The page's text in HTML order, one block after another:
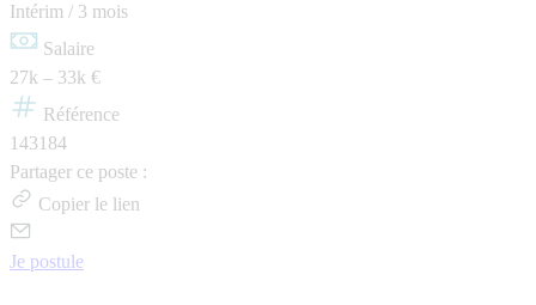
Intérim / 3 mois
Salaire
27k – 33k €
Référence
143184
Partager ce poste :
Copier le lien
Je postule